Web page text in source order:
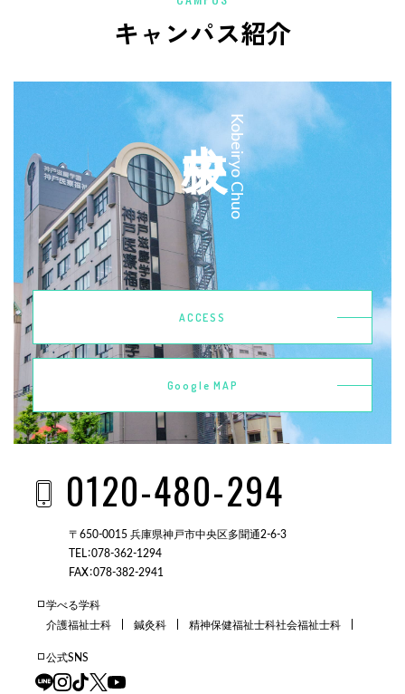
キャンパス紹介
Kobeiryo Chuo
ACCESS
Google MAP
0120-480-294
〒650-0015 兵庫県神戸市中央区多聞通2-6-3
TEL：078-362-1294
FAX：078-382-2941
学べる学科
介護福祉士科
鍼灸科 精神保健福祉士科社会福祉士科
公式SNS